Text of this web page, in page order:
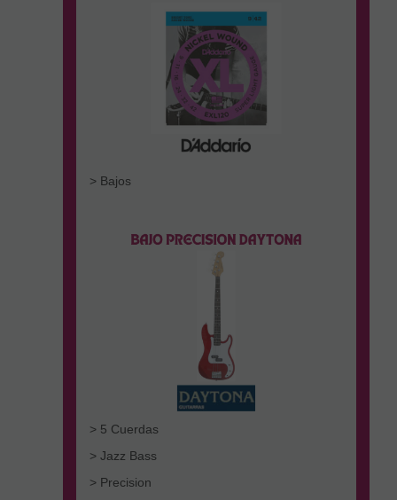
> Bajos
> 5 Cuerdas
> Jazz Bass
> Precision